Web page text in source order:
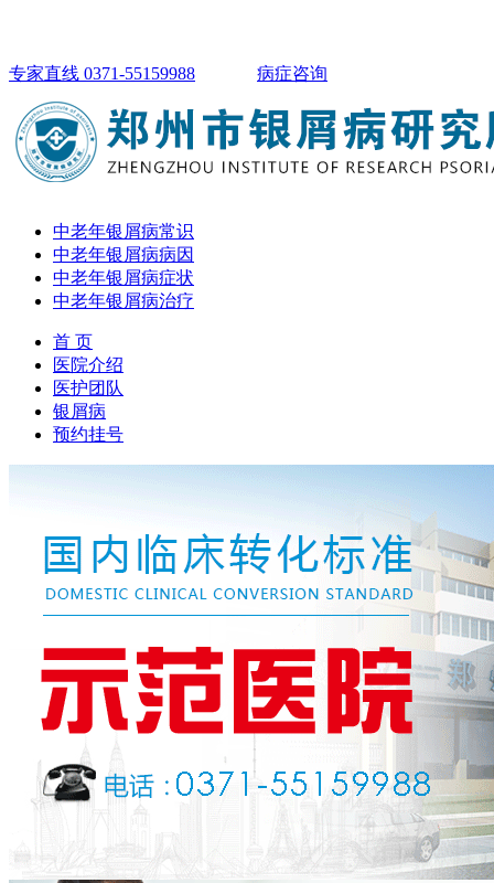
专家直线 0371-55159988 病症咨询
中老年银屑病常识
中老年银屑病病因
中老年银屑病症状
中老年银屑病治疗
首 页
医院介绍
医护团队
银屑病
预约挂号